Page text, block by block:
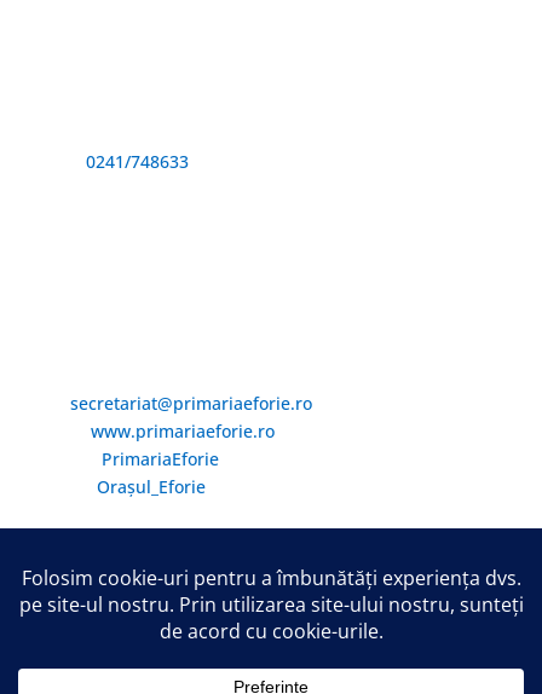
Telefon:0241/748633
Email:secretariat@primariaeforie.ro
Website:www.primariaeforie.ro
PrimariaEforie
YouTube:Oraşul_Eforie
Copyright © 2026 Primăria Orașului Eforie. Toate drepturile
rezervate.
Harta Site